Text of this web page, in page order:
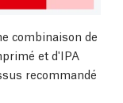
combinaison de
et d'IPA
recommandé